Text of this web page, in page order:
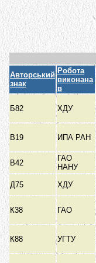
Авторський
знак
Робота
виконана
в
Б82 ХДУ
В19 ИПА РАН
В42
ГАО
НАНУ
Д75
ХДУ
К38 ГАО
К88 УГТУ